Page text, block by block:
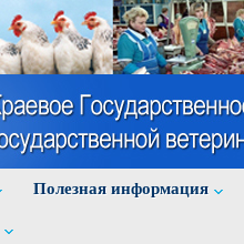
Полезная информация